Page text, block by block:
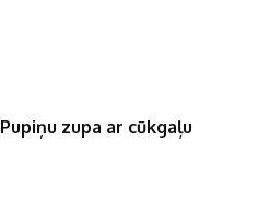
Pupiņu zupa ar cūkgaļu